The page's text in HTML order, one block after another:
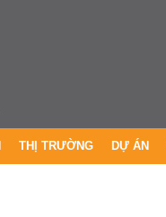
THỊ TRƯỜNG DỰ ÁN